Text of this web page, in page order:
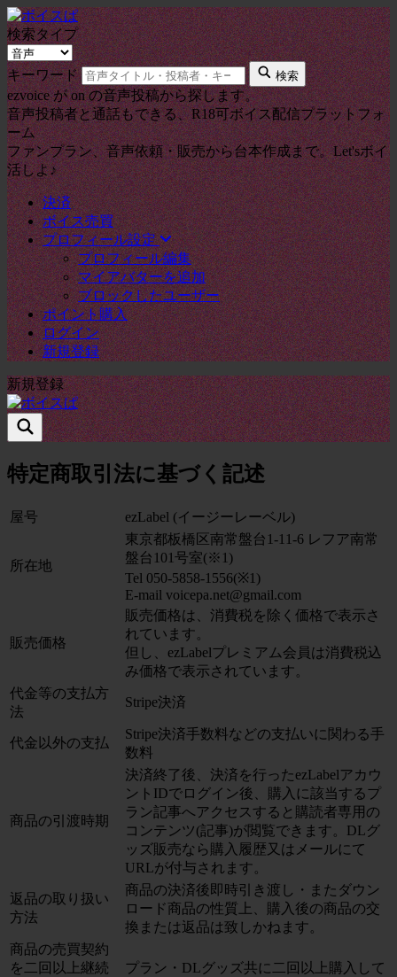
検索タイプ
キーワード 検索
ezvoice が on の音声投稿から探します。
音声投稿者と通話もできる、R18可ボイス配信プラットフォ
ーム
ファンプラン、音声依頼・販売から台本作成まで。Let'sボイ
活しよ♪
決済
ボイス売買
プロフィール設定
プロフィール編集
マイアバターを追加
ブロックしたユーザー
ポイント購入
ログイン
新規登録
新規登録
特定商取引法に基づく記述
屋号 ezLabel (イージーレーベル)
所在地
東京都板橋区南常盤台1-11-6 レフア南常
盤台101号室(※1)
Tel 050-5858-1556(※1)
E-mail voicepa.net@gmail.com
販売価格
販売価格は、消費税を除く価格で表示さ
れています。
但し、ezLabelプレミアム会員は消費税込
み価格で表示されています。
代金等の支払方
法
Stripe決済
代金以外の支払
Stripe決済手数料などの支払いに関わる手
数料
商品の引渡時期
決済終了後、決済を行ったezLabelアカウ
ントIDでログイン後、購入に該当するプ
ラン記事へアクセスすると購読者専用の
コンテンツ(記事)が閲覧できます。DLグ
ッズ販売なら購入履歴又はメールにて
URLが付与されます。
返品の取り扱い
方法
商品の決済後即時引き渡し・またダウン
ロード商品の性質上、購入後の商品の交
換または返品は致しかねます。
商品の売買契約
を二回以上継続
プラン・DLグッズ共に二回以上購入して